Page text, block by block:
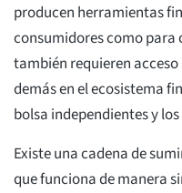
producen herramientas
consumidores como para
también requieren
demás en el ecosistema
bolsa independientes y
Existe una cadena de
que funciona de manera